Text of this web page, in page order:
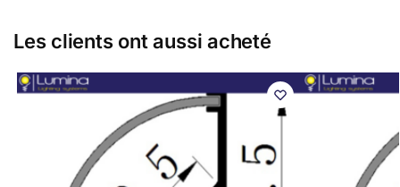
Les clients ont aussi acheté